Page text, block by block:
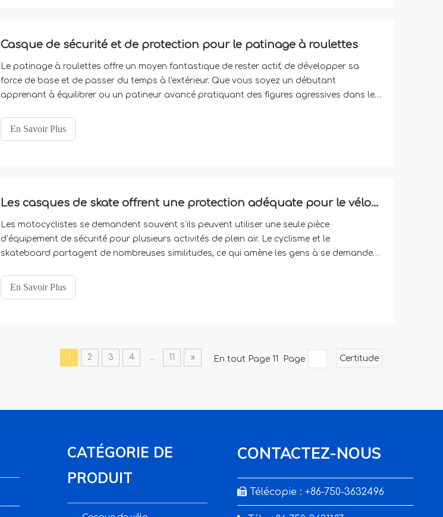
Casque de sécurité et de protection pour le patinage à roulettes
Le patinage à roulettes offre un moyen fantastique de rester actif, de développer sa
force de base et de passer du temps à l'extérieur. Que vous soyez un débutant
apprenant à équilibrer ou un patineur avancé pratiquant des figures agressives dans le
jeu, et c'est une arnaque difficile
En Savoir Plus
Les casques de skate offrent une protection adéquate pour le vélo récréatif
Les motocyclistes se demandent souvent s’ils peuvent utiliser une seule pièce
d’équipement de sécurité pour plusieurs activités de plein air. Le cyclisme et le
skateboard partagent de nombreuses similitudes, ce qui amène les gens à se demander
vous faites du vélo est courant dans les quartiers et les parcs, mais comprendre les
différences structurelles entre ces éléments de protection est crucial pour votre sécurité.
En Savoir Plus
1 2 3 4 ... 11 » En tout Page 11 Page Certitude
CATÉGORIE DE
PRODUIT
CONTACTEZ-NOUS
 Télécopie : +86-750-3632496